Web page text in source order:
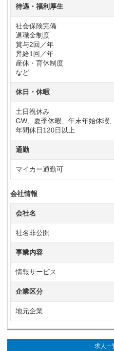
待遇・福利厚生
社会保険完備
退職金制度
賞与2回／年
昇給1回／年
産休・育休制度
など
休日・休暇
土日祝休み
GW、夏季休暇、年末年始休暇
年間休日120日以上
通勤
マイカー通勤可
会社情報
会社名
社名非公開
事業内容
情報サービス
企業区分
地元企業
求人一